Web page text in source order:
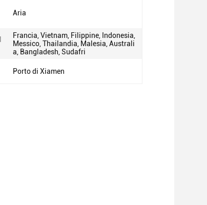
Aria
Francia, Vietnam, Filippine, Indonesia,
Messico, Thailandia, Malesia, Australi
a, Bangladesh, Sudafri
Porto di Xiamen